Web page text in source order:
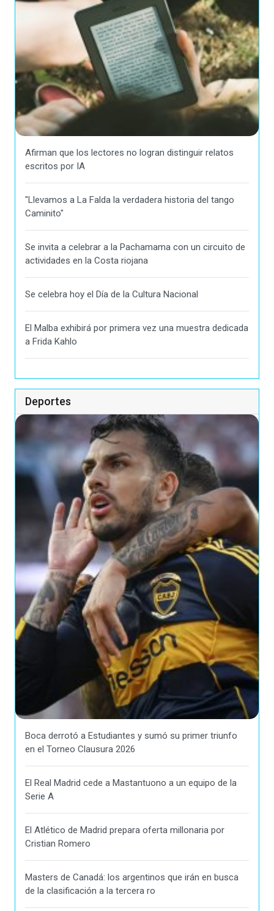
Afirman que los lectores no logran distinguir relatos
escritos por IA
"Llevamos a La Falda la verdadera historia del tango
Caminito"
Se invita a celebrar a la Pachamama con un circuito de
actividades en la Costa riojana
Se celebra hoy el Día de la Cultura Nacional
El Malba exhibirá por primera vez una muestra dedicada
a Frida Kahlo
Deportes
Boca derrotó a Estudiantes y sumó su primer triunfo
en el Torneo Clausura 2026
El Real Madrid cede a Mastantuono a un equipo de la
Serie A
El Atlético de Madrid prepara oferta millonaria por
Cristian Romero
Masters de Canadá: los argentinos que irán en busca
de la clasificación a la tercera ro